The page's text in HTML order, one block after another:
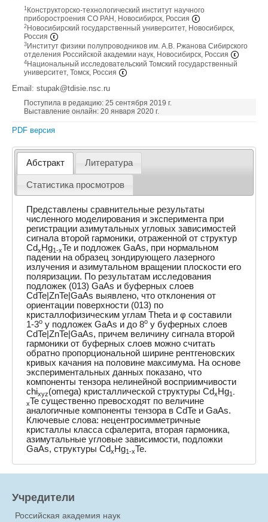
1 Конструкторско-технологический институт научного
приборостроения СО РАН, Новосибирск, Россия
2 Новосибирский государственный университет, Новосибирск,
Россия
3 Институт физики полупроводников им. А.В. Ржанова Сибирского
отделения Российской академии наук, Новосибирск, Россия
4 Национальный исследовательский Томский государственный
университет, Томск, Россия
Email: stupak@tdisie.nsc.ru
Поступила в редакцию: 25 сентября 2019 г.
Выставление онлайн: 20 января 2020 г.
PDF версия
Абстракт Литература
Статистика просмотров
Представлены сравнительные результаты
численного моделирования и эксперимента при
регистрации азимутальных угловых зависимостей
сигнала второй гармоники, отраженной от структур
Cdx Hg1-xTe и подложек GaAs, при нормальном
падении на образец зондирующего лазерного
излучения и азимутальном вращении плоскости его
поляризации. По результатам исследования
подложек (013) GaAs и буферных слоев
CdTe|ZnTe|GaAs выявлено, что отклонения от
ориентации поверхности (013) по
кристаллофизическим углам Theta и φ составили
1-3o у подложек GaAs и до 8o у буферных слоев
CdTe|ZnTe|GaAs, причем величину сигнала второй
гармоники от буферных слоев можно считать
обратно пропорциональной ширине рентгеновских
кривых качания на половине максимума. На основе
экспериментальных данных показано, что
компоненты тензора нелинейной восприимчивости
chixyz(omega) кристаллической структуры Cdx Hg1-
xTe существенно превосходят по величине
аналогичные компоненты тензора в CdTe и GaAs.
Ключевые слова: нецентросимметричные
кристаллы класса сфалерита, вторая гармоника,
азимутальные угловые зависимости, подложки
GaAs, структуры Cdx Hg1-xTe.
Учредители
Российская академия наук